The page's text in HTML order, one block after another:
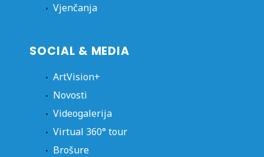
Vjenčanja
SOCIAL & MEDIA
ArtVision+
Novosti
Videogalerija
Virtual 360° tour
Brošure